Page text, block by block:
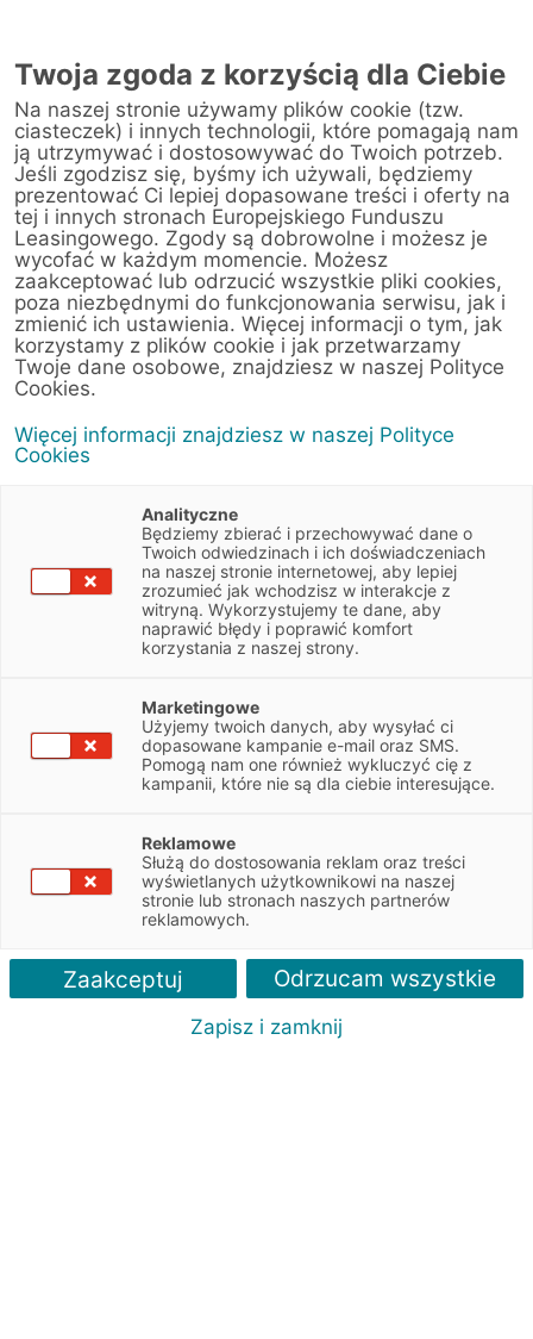
Warsztat
Strona główna/ Obsługa klienta/Centrum Likwidacji Szkód
Scania Polska S.A. (Poznań)
< Powrót do listy placówek
Scania Polska S.A.
(Poznań)
Al. Poznańska 171
62-080 Tarnowo Podgórne (Poznań)
5211014579
Obsługiwane pojazdy:
Ciężarowe
Autoryzacja serwisu:
Wyznacz trasę
Twoja zgoda z korzyścią dla Ciebie
Na naszej stronie używamy plików cookie (tzw.
ciasteczek) i innych technologii, które pomagają nam
ją utrzymywać i dostosowywać do Twoich potrzeb.
Jeśli zgodzisz się, byśmy ich używali, będziemy
prezentować Ci lepiej dopasowane treści i oferty na
tej i innych stronach Europejskiego Funduszu
Leasingowego. Zgody są dobrowolne i możesz je
wycofać w każdym momencie. Możesz
zaakceptować lub odrzucić wszystkie pliki cookies,
poza niezbędnymi do funkcjonowania serwisu, jak i
zmienić ich ustawienia. Więcej informacji o tym, jak
korzystamy z plików cookie i jak przetwarzamy
Twoje dane osobowe, znajdziesz w naszej Polityce
Cookies.
Więcej informacji znajdziesz w naszej Polityce
Cookies
Analityczne
Będziemy zbierać i przechowywać dane o
Twoich odwiedzinach i ich doświadczeniach
na naszej stronie internetowej, aby lepiej
zrozumieć jak wchodzisz w interakcje z
witryną. Wykorzystujemy te dane, aby
naprawić błędy i poprawić komfort
korzystania z naszej strony.
Marketingowe
Użyjemy twoich danych, aby wysyłać ci
dopasowane kampanie e-mail oraz SMS.
Pomogą nam one również wykluczyć cię z
kampanii, które nie są dla ciebie interesujące.
Reklamowe
Służą do dostosowania reklam oraz treści
wyświetlanych użytkownikowi na naszej
stronie lub stronach naszych partnerów
reklamowych.
Zaakceptuj Odrzucam wszystkie
Zapisz i zamknij